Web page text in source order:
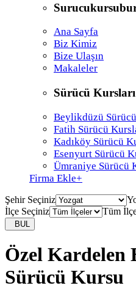
Ana Sayfa
Biz Kimiz
Bize Ulaşın
Makaleler
Sürücü Kursları
Beylikdüzü
Fatih Sürücü
Kadıköy Sürücü
Esenyurt Sürücü
Ümraniye Sürücü
Firma Ekle+
Şehir Seçiniz
İlçe Seçiniz
Tüm
BUL
Özel Kardelen
Sürücü Kursu